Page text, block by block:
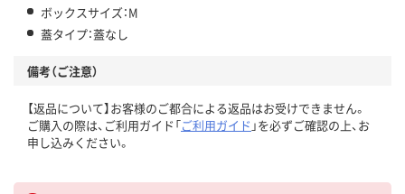
ボックスサイズ：M
蓋タイプ：蓋なし
備考（ご注意）
【返品について】お客様のご都合による返品はお受けできません。
ご購入の際は、ご利用ガイド「ご利用ガイド 」を必ずご確認の上、お
申し込みください。